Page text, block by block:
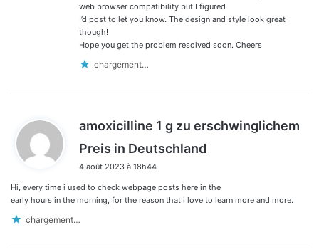
web browser compatibility but I figured
I’d post to let you know. The design and style look great
though!
Hope you get the problem resolved soon. Cheers
chargement…
amoxicilline 1 g zu erschwinglichem
Preis in Deutschland
:
4 août 2023 à 18h44
Hi, every time i used to check webpage posts here in the
early hours in the morning, for the reason that i love to learn more and more.
chargement…